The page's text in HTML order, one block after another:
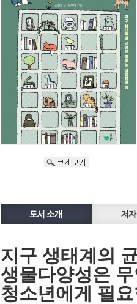
지구 생태계의
생물다양성은
청소년에게 필